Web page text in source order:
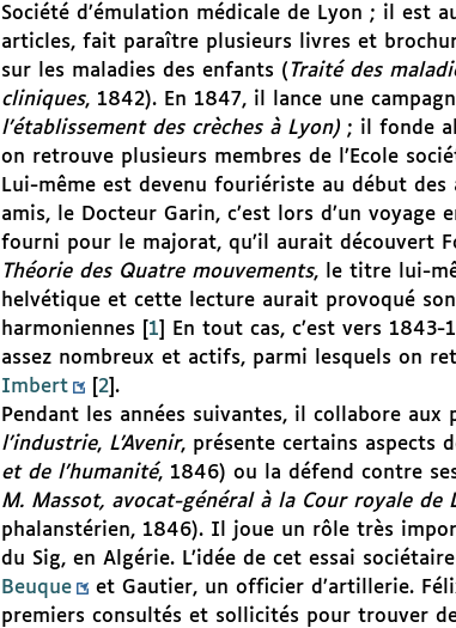
Société d’émulation médicale de Lyon ; il est
articles, fait paraître plusieurs livres et
sur les maladies des enfants ( Traité des
cliniques, 1842). En 1847, il lance une
l’établissement des crèches à Lyon); il fonde
on retrouve plusieurs membres de l’Ecole
Lui-même est devenu fouriériste au début des
amis, le Docteur Garin, c’est lors d’un
fourni pour le majorat, qu’il aurait découvert
Théorie des Quatre mouvements, le titre lui-
helvétique et cette lecture aurait provoqué
harmoniennes
1
En tout cas, c’est vers
assez nombreux et actifs, parmi lesquels on
Imbert
[ 2] .
Pendant les années suivantes, il collabore aux
l’industrie, L’Avenir, présente certains aspects
et de l’humanité, 1846) ou la défend contre
M. Massot, avocat-général à la Cour royale de
phalanstérien, 1846). Il joue un rôle très
du Sig, en Algérie. L’idée de cet essai
Beuque
et Gautier, un officier d’artillerie.
premiers consultés et sollicités pour trouver